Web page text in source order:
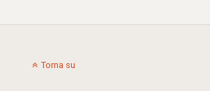
Torna su